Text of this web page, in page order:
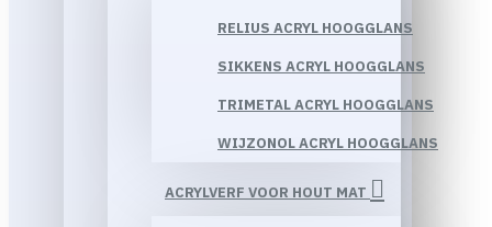
RELIUS ACRYL HOOGGLANS
SIKKENS ACRYL HOOGGLANS
TRIMETAL ACRYL HOOGGLANS
WIJZONOL ACRYL HOOGGLANS
ACRYLVERF VOOR HOUT MAT